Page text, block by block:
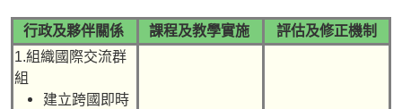
行政及夥伴關係 課程及教學實施
評估及修正機制
1.組織國際交流群
組
建立跨國即時